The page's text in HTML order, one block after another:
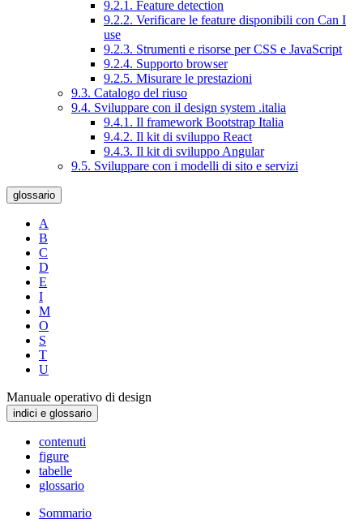
9.2.1. Feature detection
9.2.2. Verificare le feature disponibili con Can I
use
9.2.3. Strumenti e risorse per CSS e JavaScript
9.2.4. Supporto browser
9.2.5. Misurare le prestazioni
9.3. Catalogo del riuso
9.4. Sviluppare con il design system .italia
9.4.1. Il framework Bootstrap Italia
9.4.2. Il kit di sviluppo React
9.4.3. Il kit di sviluppo Angular
9.5. Sviluppare con i modelli di sito e servizi
glossario
A
B
C
D
E
I
M
O
S
T
U
Manuale operativo di design
indici e glossario
contenuti
figure
tabelle
glossario
Sommario